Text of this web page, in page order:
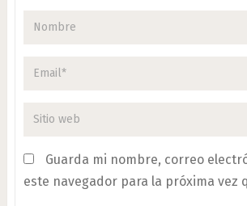
Guarda mi nombre, correo
este navegador para la próxima vez